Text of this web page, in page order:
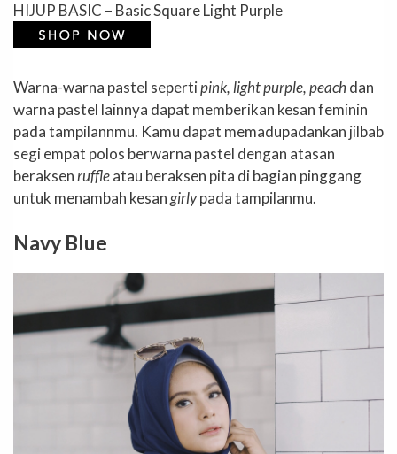
HIJUP BASIC – Basic Square Light Purple
Warna-warna pastel sepertipink, light purple, peachdan
warna pastel lainnya dapat memberikan kesan feminin
pada tampilannmu. Kamu dapat memadupadankan jilbab
segi empat polos berwarna pastel dengan atasan
beraksenruffleatau beraksen pita di bagian pinggang
untuk menambah kesangirlypada tampilanmu.
Navy Blue